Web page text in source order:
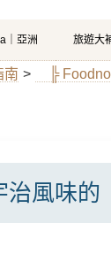
｜亞洲 旅遊大
南 > ╠
治風味